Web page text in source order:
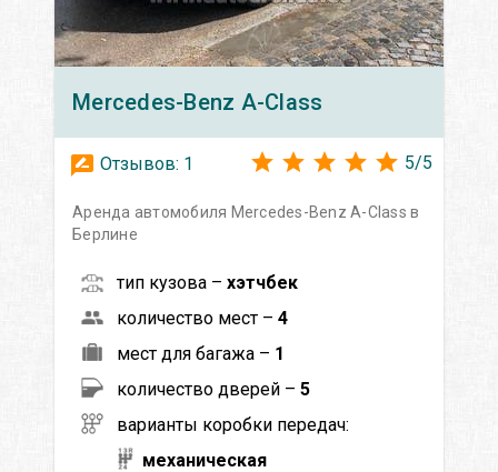
Mercedes-Benz A-Class
Отзывов: 1 5/5
Аренда автомобиля Mercedes-Benz A-Class в
Берлине
тип кузова – хэтчбек
количество мест – 4
мест для багажа – 1
количество дверей – 5
варианты коробки передач:
механическая